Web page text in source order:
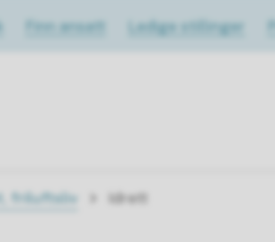
Finn ansatt Ledige stillinger
friluftsliv Idrett